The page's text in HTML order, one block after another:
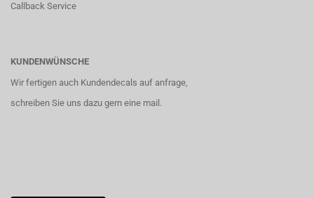
Callback Service
KUNDENWÜNSCHE
Wir fertigen auch Kundendecals auf anfrage,
schreiben Sie uns dazu gern eine mail.